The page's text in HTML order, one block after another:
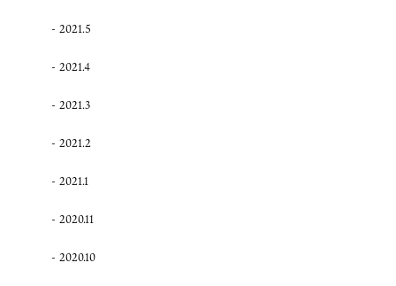
2021.5
2021.4
2021.3
2021.2
2021.1
2020.11
2020.10